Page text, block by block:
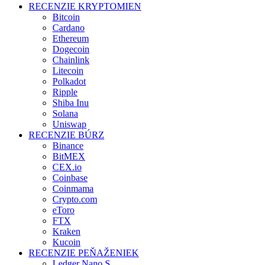
Close
RECENZIE KRYPTOMIEN
Bitcoin
Cardano
Ethereum
Dogecoin
Chainlink
Litecoin
Polkadot
Ripple
Shiba Inu
Solana
Uniswap
RECENZIE BÚRZ
Binance
BitMEX
CEX.io
Coinbase
Coinmama
Crypto.com
eToro
FTX
Kraken
Kucoin
RECENZIE PEŇAŽENIEK